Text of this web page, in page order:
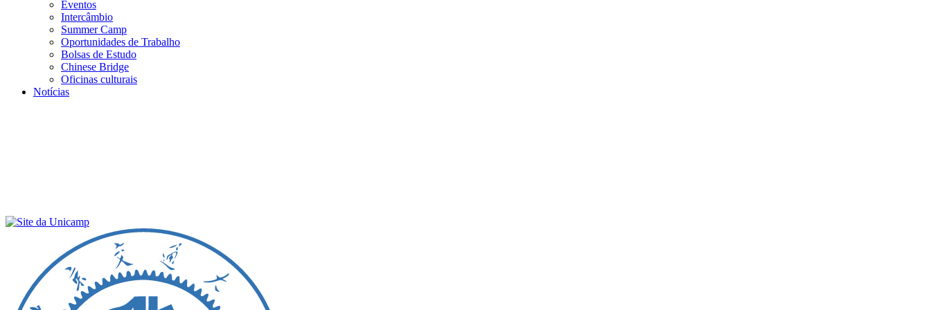
Eventos
Intercâmbio
Summer Camp
Oportunidades de Trabalho
Bolsas de Estudo
Chinese Bridge
Oficinas culturais
Notícias